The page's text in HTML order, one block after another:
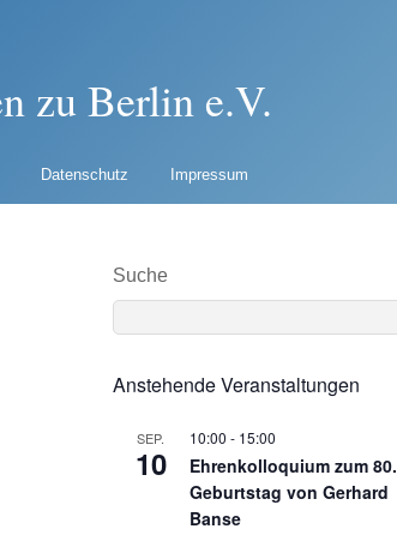
zu Berlin e.V.
Datenschutz Impressum
Suche
Anstehende Veranstaltungen
SEP.
10
10:00 - 15:00
Ehrenkolloquium zum 80.
Geburtstag von Gerhard
Banse